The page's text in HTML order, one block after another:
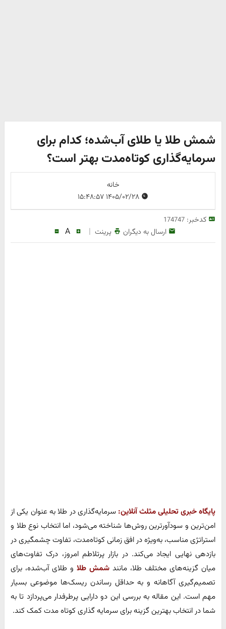
شمش طلا یا طلای آب‌شده؛ کدام برای
سرمایه‌گذاری کوتاه‌مدت بهتر است؟
خانه
۱۴۰۵/۰۲/۲۸ ۱۵:۴۸:۵۷
کدخبر:174747
ارسال به دیگران پرینت |
A
پایگاه خبری تحلیلی مثلث آنلاین: سرمایه‌گذاری در طلا به عنوان یکی از
امن‌ترین و سودآورترین روش‌ها شناخته می‌شود، اما انتخاب نوع طلا و
استراتژی مناسب، به‌ویژه در افق زمانی کوتاه‌مدت، تفاوت چشمگیری در
بازدهی نهایی ایجاد می‌کند. در بازار پرتلاطم امروز، درک تفاوت‌های
میان گزینه‌های مختلف طلا، مانند شمش طلا و طلای آب‌شده، برای
تصمیم‌گیری آگاهانه و به حداقل رساندن ریسک‌ها موضوعی بسیار
مهم است. این مقاله به بررسی این دو دارایی پرطرفدار می‌پردازد تا به
شما در انتخاب بهترین گزینه برای سرمایه گذاری کوتاه مدت کمک کند.